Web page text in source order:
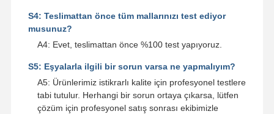
S4: Teslimattan önce tüm mallarınızı test ediyor
musunuz?
A4: Evet, teslimattan önce %100 test yapıyoruz.
S5: Eşyalarla ilgili bir sorun varsa ne yapmalıyım?
A5: Ürünlerimiz istikrarlı kalite için profesyonel testlere
tabi tutulur. Herhangi bir sorun ortaya çıkarsa, lütfen
çözüm için profesyonel satış sonrası ekibimizle